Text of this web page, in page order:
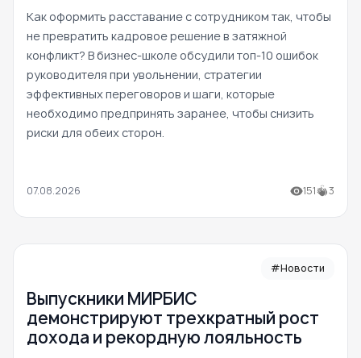
Как оформить расставание с сотрудником так, чтобы
не превратить кадровое решение в затяжной
конфликт? В бизнес-школе обсудили топ-10 ошибок
руководителя при увольнении, стратегии
эффективных переговоров и шаги, которые
необходимо предпринять заранее, чтобы снизить
риски для обеих сторон.
07.08.2026 151 3
#Новости
Выпускники МИРБИС
демонстрируют трехкратный рост
дохода и рекордную лояльность